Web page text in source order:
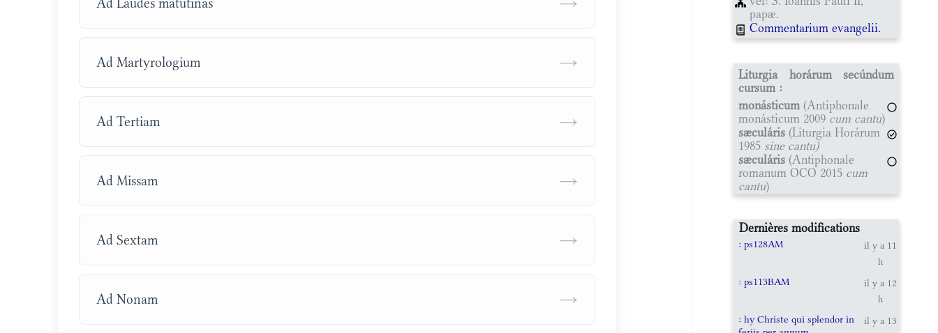
Ad Martyrologium →
Ad Tertiam →
Ad Missam →
Ad Sextam →
Ad Nonam →
papæ.
Commentarium evangelii.
Liturgia horárum secúndum
cursum :
monásticum (Antiphonale
monásticum 2009 cum cantu)
sæculáris (Liturgia Horárum
1985 sine cantu)
sæculáris (Antiphonale
romanum OCO 2015 cum
cantu)
Dernières modifications
: ps128AM
il y a 11
h
: ps113BAM
il y a 12
h
: hy Christe qui splendor in
il y a 13